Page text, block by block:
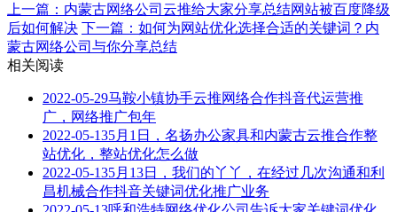
上一篇：​内蒙古网络公司云推给大家分享总结网站被百度降级
后如何解决 下一篇：如何为网站优化选择合适的关键词？内
蒙古网络公司与你分享总结
相关阅读
2022-05-29马鞍小镇协手云推网络合作抖音代运营推
广，网络推广包年
2022-05-135月1日，名扬办公家具和内蒙古云推合作整
站优化，整站优化怎么做
2022-05-135月13日，我们的丫丫，在经过几次沟通和利
昌机械合作抖音关键词优化推广业务